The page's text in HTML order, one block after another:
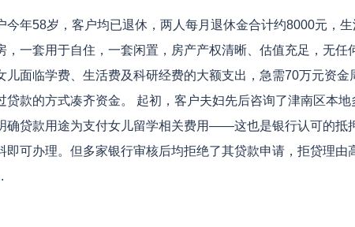
今年58岁，客户均已退休，两人每月退休金合计约8000元，
，一套用于自住，一套闲置，房产产权清晰、估值充足，无任
儿面临学费、生活费及科研经费的大额支出，急需70万元资
贷款的方式凑齐资金。 起初，客户夫妇先后咨询了津南区本
确贷款用途为支付女儿留学相关费用——这也是银行认可的抵
即可办理。但多家银行审核后均拒绝了其贷款申请，拒贷理由